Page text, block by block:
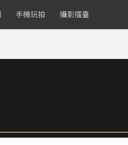
手機玩拍 攝影擂臺